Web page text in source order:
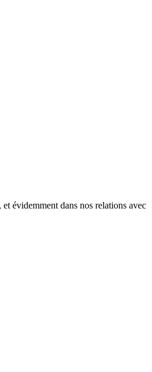
évidemment dans nos relations avec